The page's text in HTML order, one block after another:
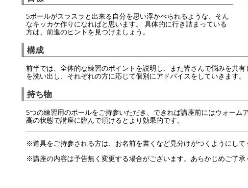
5ボールがスラスラと出来る自分を思い浮かべられるような、そん
なキッカケ作りになればと思います。 具体的に行き詰まっている
方は、前進のヒントを見つけましょう。
構成
前半では、全体的な練習のポイントを説明し、また皆さんで悩みを共
を洗い出し、それぞれの方に応じて個別にアドバイスをしていきます。
持ち物
5つの練習用のボールをご持参いただき、できれば講座前にはウォーム
高の状態で講座に臨んで頂けるとより効果的です。
※道具をご持参される方は、お名前を書くなど見分けがつくようにして
※講座の内容は予告無く変更する場合がございます。あらかじめご了承